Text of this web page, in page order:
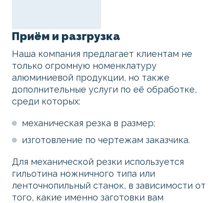
Приём и разгрузка
Наша компания предлагает клиентам не
только огромную номенклатуру
алюминиевой продукции, но также
дополнительные услуги по её обработке,
среди которых:
механическая резка в размер;
изготовление по чертежам заказчика.
Для механической резки используется
гильотина ножничного типа или
ленточнопильный станок, в зависимости от
того, какие именно заготовки вам